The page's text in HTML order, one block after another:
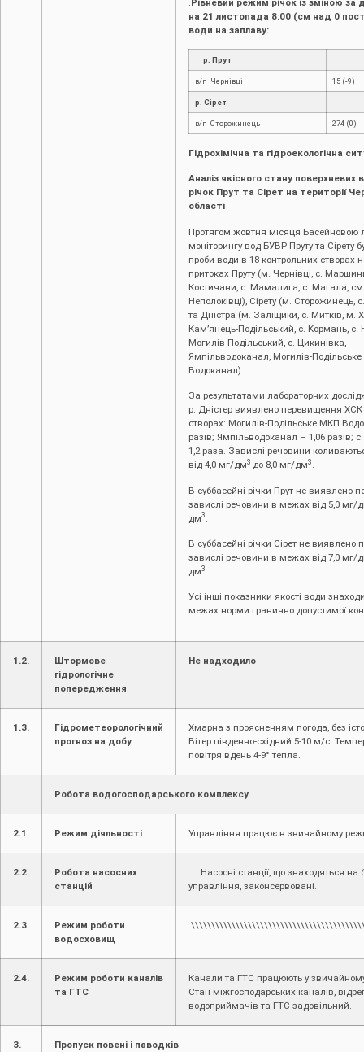
на 21 листопада 8:00 (см над 0
води на заплаву:
р. Прут
в/п Чернівці 15 (-9)
р. Сірет
в/п Сторожинець 274 (0)
Гідрохімічна та гідроекологічна
Аналіз якісного стану поверхневих
річок Прут та Сірет на території
області
Протягом жовтня місяця Басейновою
моніторингу вод БУВР Пруту та Сірету
проби води в 18 контрольних створах
притоках Пруту (м. Чернівці, c.
Костичани, с. Мамалига, с. Магала,
Неполоківці), Сірету (м. Сторожинець,
та Дністра (м. Заліщики, с. Митків, м.
Кам’янець-Подільський, с. Кормань, с.
Могилів-Подільський, с. Цикинівка,
Ямпільводоканал, Могилів-
Водоканал).
За результатами лабораторних
р. Дністер виявлено перевищення
створах: Могилів-Подільське МКП
разів; Ямпільводоканал – 1,06 разів;
1,2 раза. Завислі речовини
від 4,0 мг/дм3 до 8,0 мг/дм3 .
В суббасейні річки Прут не виявлено
завислі речовини в межах від 5,0 мг/
дм3
В суббасейні річки Сірет не виявлено
завислі речовини в межах від 7,0 мг/
дм3 .
Усі інші показники якості води
межах норми гранично допустимої
1.2.
Штормове
гідрологічне
попередження
Не надходило
1.3.
Гідрометеорологічний
прогноз на добу
Хмарна з проясненням погода, без
Вітер південно-східний 5-10 м/с.
повітря вдень 4-9° тепла.
Робота водогосподарського комплексу
2.1. Режим діяльності Управління працює в звичайному
2.2.
Робота насосних
станцій
Насосні станції, що знаходяться на
управління, законсервовані.
2.3.
Режим роботи
водосховищ
2.4.
Режим роботи каналів
та ГТС
Канали та ГТС працюють у
Стан міжгосподарських каналів,
водоприймачів та ГТС задовільний.
3. Пропуск повені і паводків